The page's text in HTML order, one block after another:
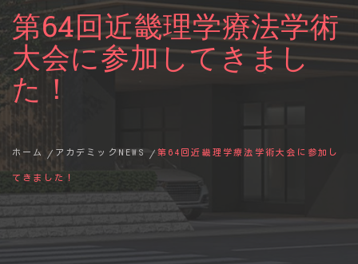
ュ
ー
第64回近畿理学療法学術
大会に参加してきまし
た！
ホーム アカデミックNEWS 第64回近畿理学療法学術大会に参加し
てきました！